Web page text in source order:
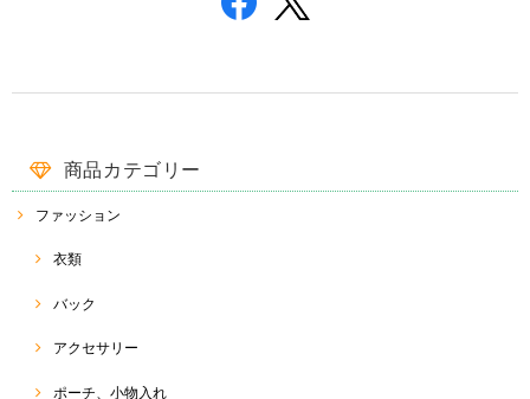
商品カテゴリー
ファッション
衣類
バック
アクセサリー
ポーチ、小物入れ